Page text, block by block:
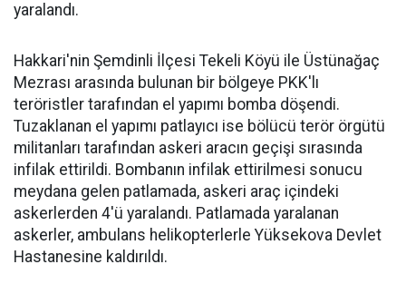
yaralandı.
Hakkari'nin Şemdinli İlçesi Tekeli Köyü ile Üstünağaç
Mezrası arasında bulunan bir bölgeye PKK'lı
teröristler tarafından el yapımı bomba döşendi.
Tuzaklanan el yapımı patlayıcı ise bölücü terör örgütü
militanları tarafından askeri aracın geçişi sırasında
infilak ettirildi. Bombanın infilak ettirilmesi sonucu
meydana gelen patlamada, askeri araç içindeki
askerlerden 4'ü yaralandı. Patlamada yaralanan
askerler, ambulans helikopterlerle Yüksekova Devlet
Hastanesine kaldırıldı.